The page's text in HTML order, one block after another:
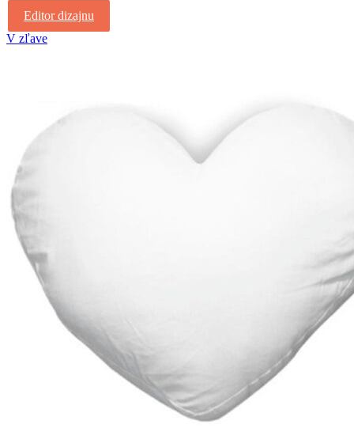
Editor dizajnu
V zľave